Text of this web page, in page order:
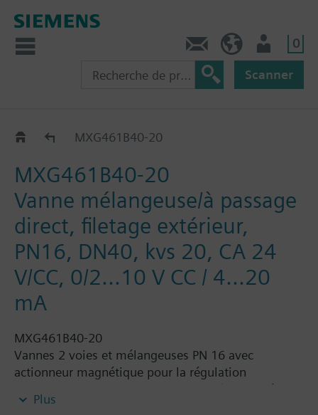
0
Scanner
MXG461B..MXG461B40-20
MXG461B40-20
Vanne mélangeuse/à passage
direct, filetage extérieur,
PN16, DN40, kvs 20, CA 24
V/CC, 0/2...10 V CC / 4...20
mA
MXG461B40-20
Vannes 2 voies et mélangeuses PN 16 avec
actionneur magnétique pour la régulation
modulante de l'eau chaude sanitaire (eau du réseau,
eau en circuit ouvert), de l'eau glacée ou de l'eau
Plus